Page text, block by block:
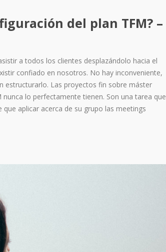
del plan TFM? –
a todos los clientes desplazándolo hacia el
confiado en nosotros. No hay inconveniente,
estructurarlo. Las proyectos fin sobre máster
lo perfectamente tienen. Son una tarea que
aplicar acerca de su grupo las meetings